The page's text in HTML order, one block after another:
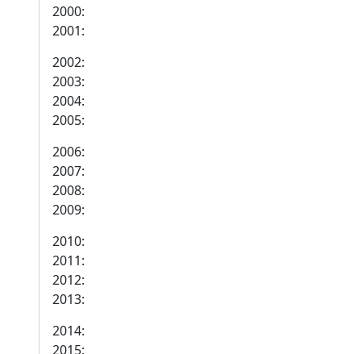
2000:
2001:
2002:
2003:
2004:
2005:
2006:
2007:
2008:
2009:
2010:
2011:
2012:
2013:
2014:
2015: